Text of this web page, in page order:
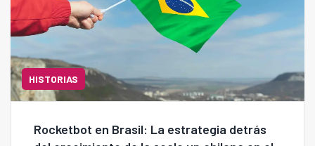
HISTORIAS
Rocketbot en Brasil: La estrategia detrás